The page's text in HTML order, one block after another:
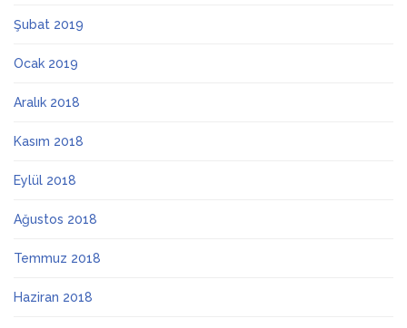
Şubat 2019
Ocak 2019
Aralık 2018
Kasım 2018
Eylül 2018
Ağustos 2018
Temmuz 2018
Haziran 2018